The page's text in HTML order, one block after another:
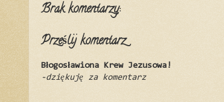
Brak komentarzy:
Prześlij komentarz
Błogosławiona Krew Jezusowa!
-dziękuję za komentarz